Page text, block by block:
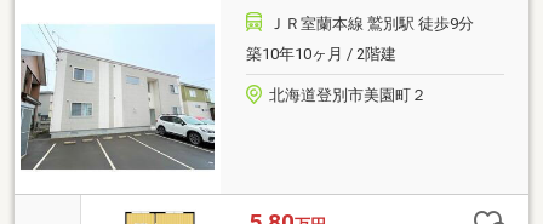
ＪＲ室蘭本線 鷲別駅 徒歩9分
築10年10ヶ月 / 2階建
北海道登別市美園町２